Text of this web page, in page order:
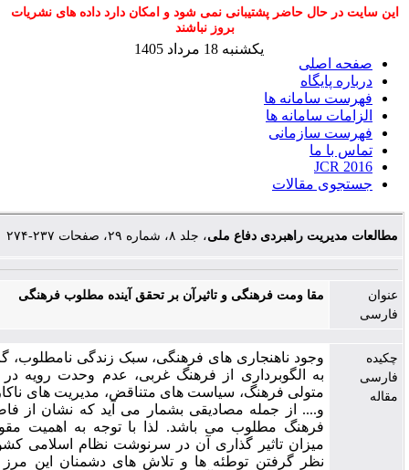
حاضر پشتیبانی نمی شود و امکان دارد داده های نشریات
ها
سامانه ها
مقالات
راهبردی دفاع ملی، جلد ۸، شماره ۲۹، صفحات ۲۳۷-۲۷۴
مقا ومت فرهنگی و تاثیرآن بر تحقق آینده مطلوب فرهنگی
وجود ناهنجاری های فرهنگی، سبک زندگی نامطلوب، گرایش جوانان
به الگوبرداری از فرهنگ غربی، عدم وحدت رویه در دستگاه های
متولی فرهنگ، سیاست های متناقض، مدیریت های ناکارامد فرهنگی
و.... از جمله مصادیقی بشمار می آید که نشان از فاصله جامعه با
فرهنگ مطلوب می باشد. لذا با توجه به اهمیت مقوله فرهنگ و
میزان تاثیر گذاری آن در سرنوشت نظام اسلامی کشورمان و بادر
نظر گرفتن توطئه ها و تلاش های دشمنان این مرز و بوم در به